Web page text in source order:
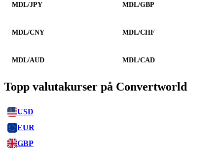
MDL/JPY MDL/GBP
MDL/CNY MDL/CHF
MDL/AUD MDL/CAD
Topp valutakurser på Convertworld
USD
EUR
GBP